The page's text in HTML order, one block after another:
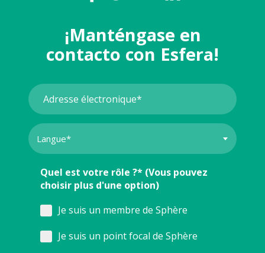
¡Manténgase en
contacto con Esfera!
Quel est votre rôle ?* (Vous pouvez
choisir plus d'une option)
Je suis un membre de Sphère
Je suis un point focal de Sphère